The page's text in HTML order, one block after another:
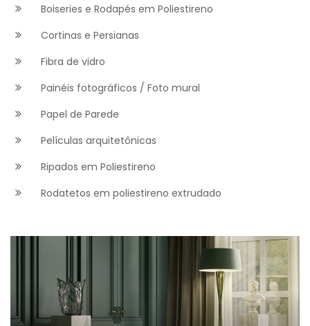
Boiseries e Rodapés em Poliestireno
Cortinas e Persianas
Fibra de vidro
Painéis fotográficos / Foto mural
Papel de Parede
Películas arquitetônicas
Ripados em Poliestireno
Rodatetos em poliestireno extrudado